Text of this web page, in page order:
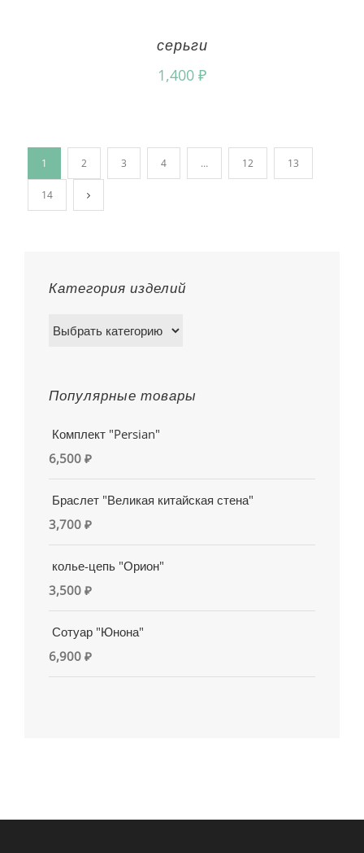
серьги
1,400 ₽
1 2 3 4 … 12 13
14
Категория изделий
Популярные товары
Комплект "Persian"
6,500 ₽
Браслет "Великая китайская стена"
3,700 ₽
колье-цепь "Орион"
3,500 ₽
Сотуар "Юнона"
6,900 ₽